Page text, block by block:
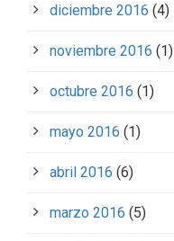
diciembre 2016 (4)
noviembre 2016 (1)
octubre 2016 (1)
mayo 2016 (1)
abril 2016 (6)
marzo 2016 (5)